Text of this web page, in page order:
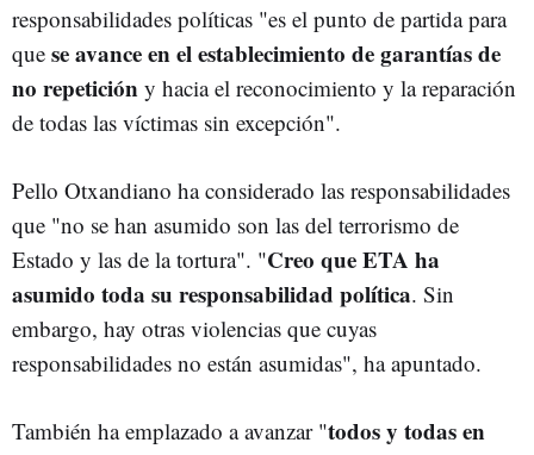
responsabilidades políticas "es el punto de partida para
que se avance en el establecimiento de garantías de
no repetición y hacia el reconocimiento y la reparación
de todas las víctimas sin excepción".
Pello Otxandiano ha considerado las responsabilidades
que "no se han asumido son las del terrorismo de
Estado y las de la tortura". "Creo que ETA ha
asumido toda su responsabilidad política. Sin
embargo, hay otras violencias que cuyas
responsabilidades no están asumidas", ha apuntado.
También ha emplazado a avanzar "todos y todas en